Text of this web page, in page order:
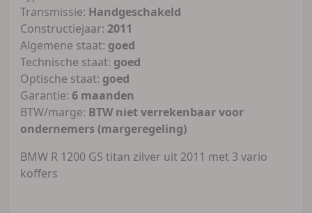
Transmissie: Handgeschakeld
Constructiejaar: 2011
Algemene staat: goed
Technische staat: goed
Optische staat: goed
Garantie: 6 maanden
BTW/marge: BTW niet verrekenbaar voor
ondernemers (margeregeling)
BMW R 1200 GS titan zilver uit 2011 met 3 vario
koffers